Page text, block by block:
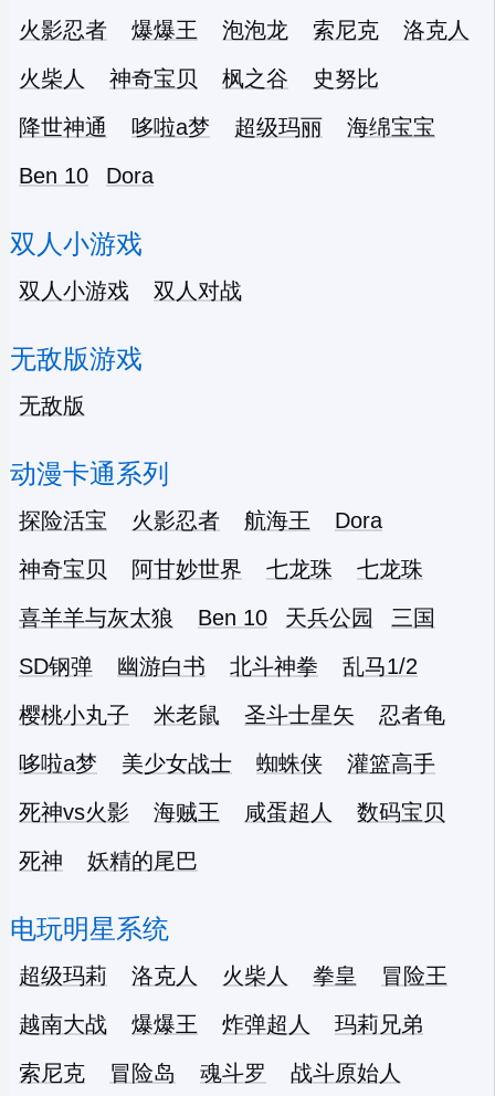
火影忍者 爆爆王 泡泡龙 索尼克
洛克人
火柴人
神奇宝贝 枫之谷
史努比
降世神通
哆啦a梦 超级玛丽
海绵宝宝
Ben 10
Dora
双人小游戏
双人小游戏 双人对战
无敌版游戏
无敌版
动漫卡通系列
探险活宝 火影忍者 航海王
Dora
神奇宝贝
阿甘妙世界 七龙珠
七龙珠
喜羊羊与灰太狼
Ben 10 天兵公园
三国
SD钢弹
幽游白书 北斗神拳
乱马1/2
樱桃小丸子
米老鼠 圣斗士星矢
忍者龟
哆啦a梦
美少女战士 蜘蛛侠
灌篮高手
死神vs火影
海贼王 咸蛋超人
数码宝贝
死神
妖精的尾巴
电玩明星系统
超级玛莉 洛克人 火柴人 拳皇
冒险王
越南大战
爆爆王 炸弹超人
玛莉兄弟
索尼克
冒险岛 魂斗罗
战斗原始人